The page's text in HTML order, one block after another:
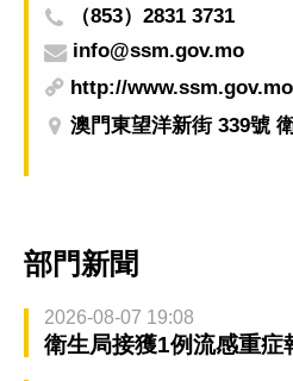
（853）2831 3731
info@ssm.gov.mo
http://www.ssm.gov.mo
澳門東望洋新街 339號
部門新聞
2026-08-07 19:08
衛生局接獲1例流感重症